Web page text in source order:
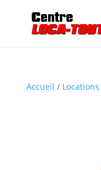
Accueil / Locations